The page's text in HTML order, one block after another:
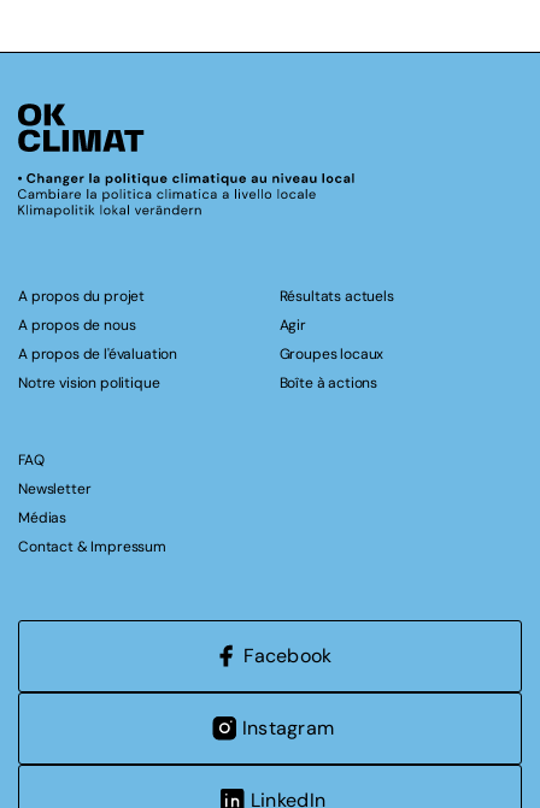
A propos du projet
A propos de nous
A propos de l'évaluation
Notre vision politique
Résultats actuels
Agir
Groupes locaux
Boîte à actions
FAQ
Newsletter
Médias
Contact & Impressum
Facebook
Instagram
LinkedIn